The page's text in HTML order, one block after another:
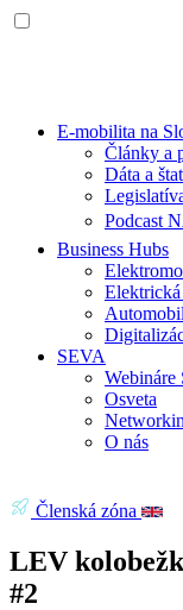
E-mobilita na
Články a
Dáta a
Podcast
Business Hubs
Elektrická
SEVA
Webináre
Osveta
O nás
Členská zóna
LEV
#2